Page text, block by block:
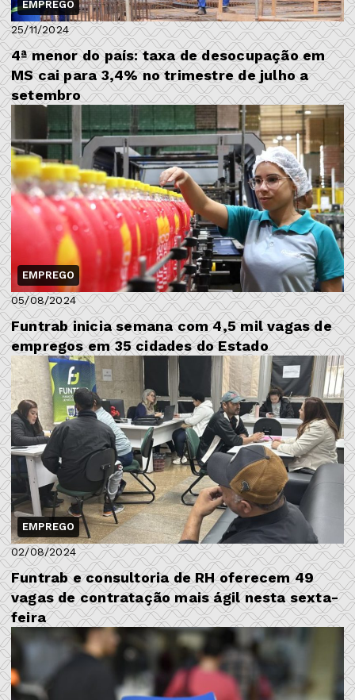
EMPREGO
25/11/2024
4ª menor do país: taxa de desocupação em
MS cai para 3,4% no trimestre de julho a
setembro
EMPREGO
05/08/2024
Funtrab inicia semana com 4,5 mil vagas de
empregos em 35 cidades do Estado
EMPREGO
02/08/2024
Funtrab e consultoria de RH oferecem 49
vagas de contratação mais ágil nesta sexta-
feira